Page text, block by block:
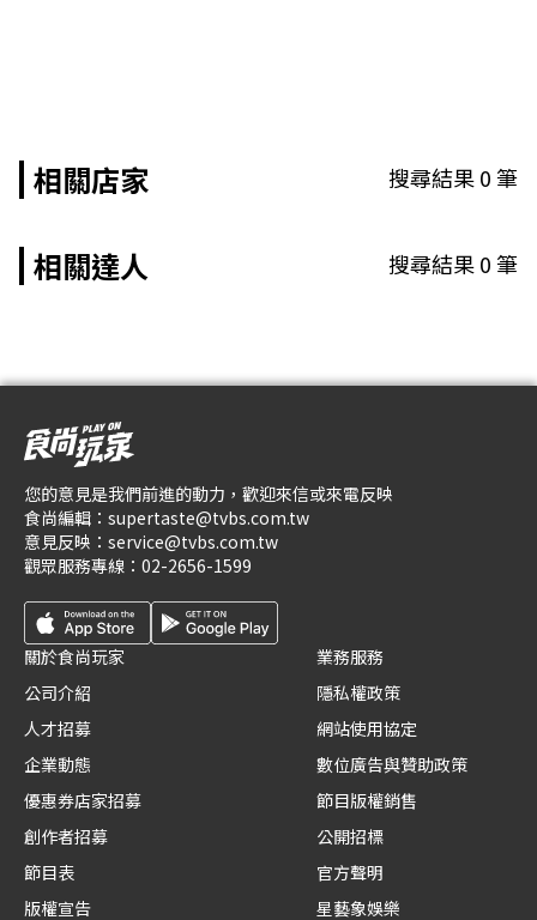
相關店家 搜尋結果0筆
相關達人 搜尋結果0筆
您的意見是我們前進的動力，歡迎來信或來電反映
食尚編輯： supertaste@tvbs.com.tw
意見反映： service@tvbs.com.tw
觀眾服務專線： 02-2656-1599
關於食尚玩家
公司介紹
人才招募
企業動態
優惠券店家招募
創作者招募
節目表
版權宣告
業務服務
隱私權政策
網站使用協定
數位廣告與贊助政策
節目版權銷售
公開招標
官方聲明
星藝象娛樂